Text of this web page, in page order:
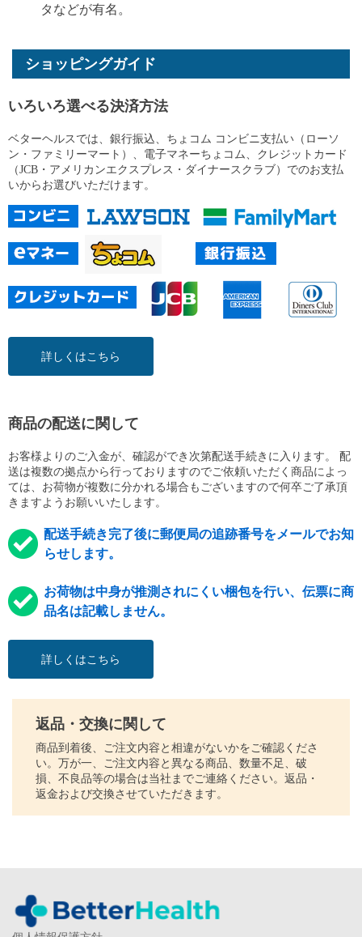
タなどが有名。
ショッピングガイド
いろいろ選べる決済方法
ベターヘルスでは、銀行振込、ちょコム コンビニ支払い（ローソ
ン・ファミリーマート）、電子マネーちょコム、クレジットカード
（JCB・アメリカンエクスプレス・ダイナースクラブ）でのお支払
いからお選びいただけます。
詳しくはこちら
商品の配送に関して
お客様よりのご入金が、確認ができ次第配送手続きに入ります。 配
送は複数の拠点から行っておりますのでご依頼いただく商品によっ
ては、お荷物が複数に分かれる場合もございますので何卒ご了承頂
きますようお願いいたします。
配送手続き完了後に郵便局の追跡番号をメールでお知
らせします。
お荷物は中身が推測されにくい梱包を行い、伝票に商
品名は記載しません。
詳しくはこちら
返品・交換に関して
商品到着後、ご注文内容と相違がないかをご確認くださ
い。万が一、ご注文内容と異なる商品、数量不足、破
損、不良品等の場合は当社までご連絡ください。返品・
返金および交換させていただきます。